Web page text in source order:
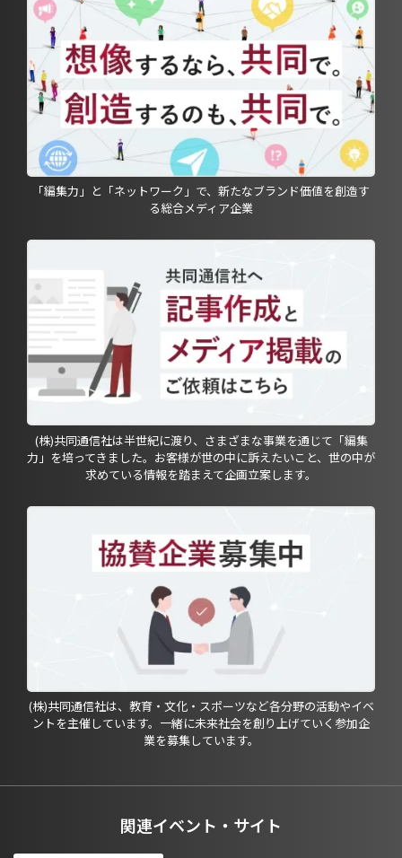
「編集力」と「ネットワーク」で、新たなブランド価値を創造す
る総合メディア企業
(株)共同通信社は半世紀に渡り、さまざまな事業を通じて「編集
力」を培ってきました。お客様が世の中に訴えたいこと、世の中が
求めている情報を踏まえて企画立案します。
(株)共同通信社は、教育・文化・スポーツなど各分野の活動やイベ
ントを主催しています。一緒に未来社会を創り上げていく参加企
業を募集しています。
関連イベント・サイト